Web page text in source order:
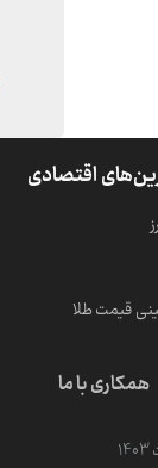
اقتصادی
قیمت طلا
همکاری با ما